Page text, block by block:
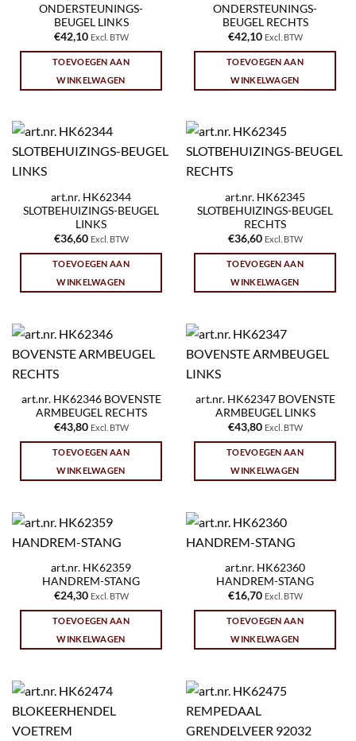
ONDERSTEUNINGS-
BEUGEL LINKS
€42,10 Excl. BTW
TOEVOEGEN AAN
WINKELWAGEN
ONDERSTEUNINGS-
BEUGEL RECHTS
€42,10 Excl. BTW
TOEVOEGEN AAN
WINKELWAGEN
art.nr. HK62344
SLOTBEHUIZINGS-BEUGEL
LINKS
€36,60 Excl. BTW
TOEVOEGEN AAN
WINKELWAGEN
art.nr. HK62345
SLOTBEHUIZINGS-BEUGEL
RECHTS
€36,60 Excl. BTW
TOEVOEGEN AAN
WINKELWAGEN
art.nr. HK62346 BOVENSTE
ARMBEUGEL RECHTS
€43,80 Excl. BTW
TOEVOEGEN AAN
WINKELWAGEN
art.nr. HK62347 BOVENSTE
ARMBEUGEL LINKS
€43,80 Excl. BTW
TOEVOEGEN AAN
WINKELWAGEN
art.nr. HK62359
HANDREM-STANG
€24,30 Excl. BTW
TOEVOEGEN AAN
WINKELWAGEN
art.nr. HK62360
HANDREM-STANG
€16,70 Excl. BTW
TOEVOEGEN AAN
WINKELWAGEN